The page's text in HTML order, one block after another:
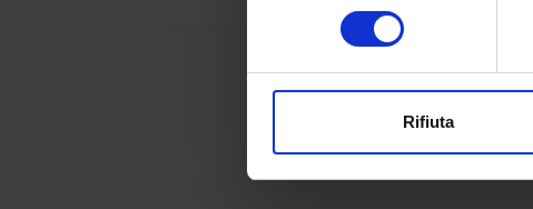
digitali).
modificare o ritirare il tuo
Rifiuta